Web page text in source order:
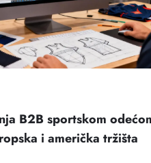
B2B sportskom
i američka tržišta